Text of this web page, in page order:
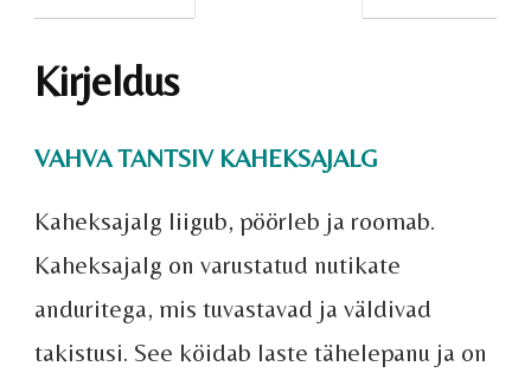
Kirjeldus
VAHVA TANTSIV KAHEKSAJALG
Kaheksajalg liigub, pöörleb ja roomab.
Kaheksajalg on varustatud nutikate
anduritega, mis tuvastavad ja väldivad
takistusi. See köidab laste tähelepanu ja on